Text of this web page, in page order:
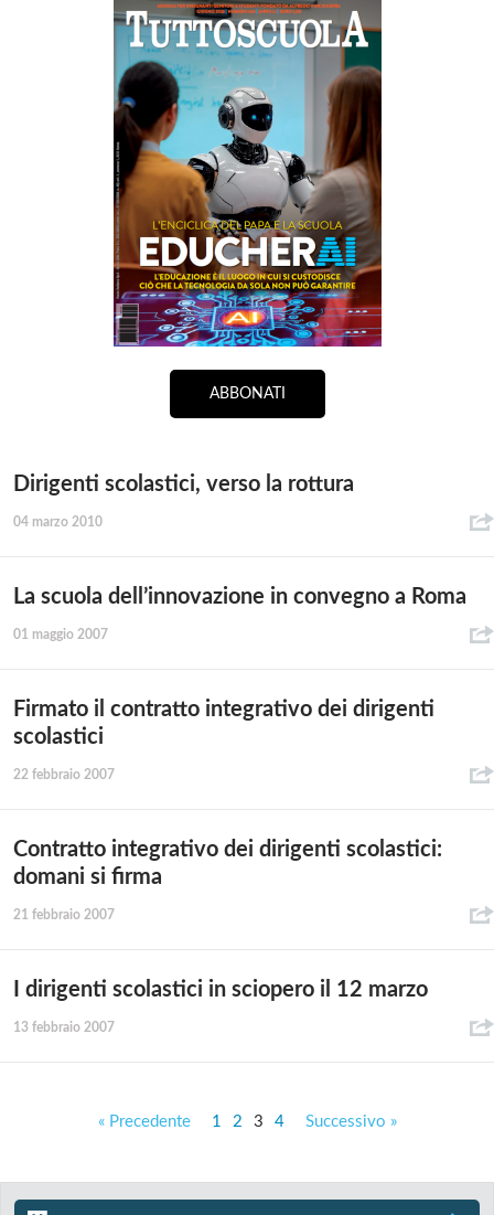
ABBONATI
Dirigenti scolastici, verso la rottura
04 marzo 2010
La scuola dell’innovazione in convegno a Roma
01 maggio 2007
Firmato il contratto integrativo dei dirigenti
scolastici
22 febbraio 2007
Contratto integrativo dei dirigenti scolastici:
domani si firma
21 febbraio 2007
I dirigenti scolastici in sciopero il 12 marzo
13 febbraio 2007
« Precedente 1 2 3 4 Successivo »